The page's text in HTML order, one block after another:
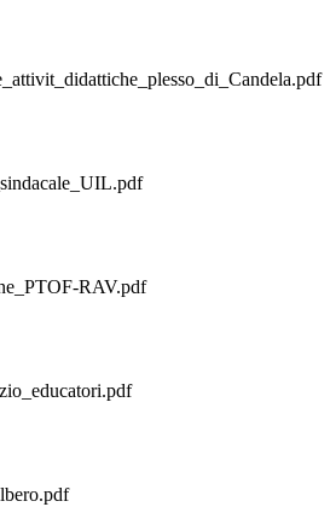
RAV.pdf